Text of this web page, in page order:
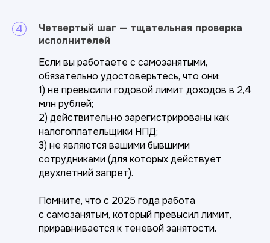
Четвертый шаг — тщательная проверка
исполнителей
Если вы работаете с самозанятыми,
обязательно удостоверьтесь, что они:
1) не превысили годовой лимит доходов в 2,4
млн рублей;
2) действительно зарегистрированы как
налогоплательщики НПД;
3) не являются вашими бывшими
сотрудниками (для которых действует
двухлетний запрет).
Помните, что с 2025 года работа
с самозанятым, который превысил лимит,
приравнивается к теневой занятости.